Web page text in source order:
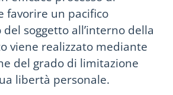
favorire un pacifico
soggetto all’interno della
viene realizzato mediante
del grado di limitazione
libertà personale.